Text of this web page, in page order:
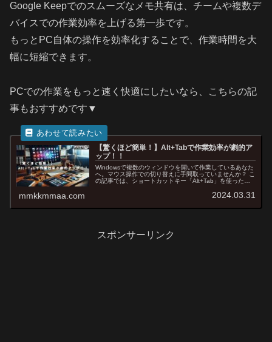
Google Keepでのスムーズなメモ共有は、チームや複数デ
バイスでの作業効率を上げる第一歩です。
もっとPC自体の操作を効率化することで、作業時間を大
幅に短縮できます。
PCでの作業をもっと速く快適にしたいなら、こちらの記
事もおすすめです▼
【驚くほど簡単！】Alt+Tabで作業効率が劇的ア
ップ！！
Windowsで複数のウィンドウを開いて作業しているあなた
へ。マウス操作での切り替えに手間取っていませんか？ こ
の記事では、ショートカットキー「Alt+Tab」を使った作
ク、そして日常で役立つ活用シーンまで解説します。
mmkkmmaa.com 2024.03.31
スポンサーリンク